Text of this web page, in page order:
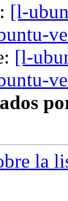
[l-
[l-
la